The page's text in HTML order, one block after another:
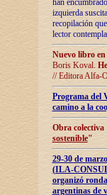
han
izquierda
recopilación
lector
Nuevo libro
Boris Koval.
// Editora Alfa-
Programa del
camino a la
Obra
sostenible"
29-30 de
(ILA-
organizó
argentinas de